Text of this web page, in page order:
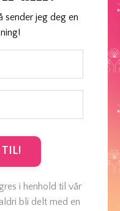
sender jeg deg en
TIL!
i henhold til vår
bli delt med en